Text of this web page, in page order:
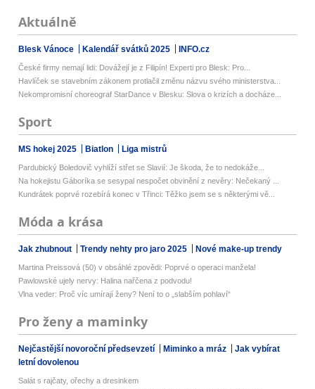
Aktuálně
Blesk Vánoce Kalendář svátků 2025 INFO.cz
České firmy nemají lidi: Dovážejí je z Filipín! Experti pro Blesk: Pro...
Havlíček se stavebním zákonem protlačil změnu názvu svého ministerstva...
Nekompromisní choreograf StarDance v Blesku: Slova o krizích a docháze...
Sport
MS hokej 2025 Biatlon Liga mistrů
Pardubický Boledovič vyhlíží střet se Slavií: Je škoda, že to nedokáže...
Na hokejistu Gáboríka se sesypal nespočet obvinění z nevěry: Nečekaný ...
Kundrátek poprvé rozebírá konec v Třinci: Těžko jsem se s některými vě...
Móda a krása
Jak zhubnout Trendy nehty pro jaro 2025 Nové make-up trendy
Martina Preissová (50) v obsáhlé zpovědi: Poprvé o operaci manžela!
Pawlowské ujely nervy: Halina nařčena z podvodu!
Vlna veder: Proč víc umírají ženy? Není to o „slabším pohlaví“
Pro ženy a maminky
Nejčastější novoroční předsevzetí Miminko a mráz
Jak vybírat
letní dovolenou
Salát s rajčaty, ořechy a dresinkem